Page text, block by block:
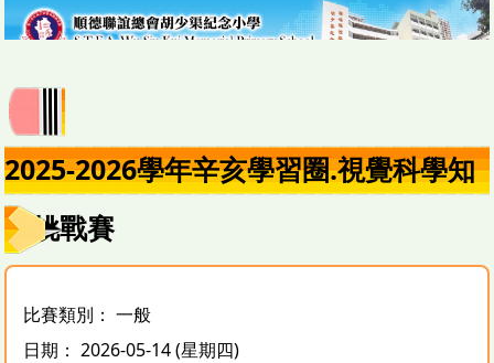
2025-2026學年辛亥學習圈.視覺科學知
識挑戰賽
比賽類別： 一般
日期： 2026-05-14 (星期四)